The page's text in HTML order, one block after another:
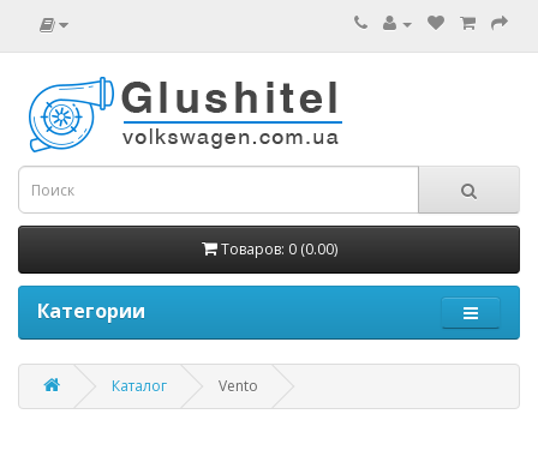
Товаров: 0 (0.00)
Категории
Каталог Vento